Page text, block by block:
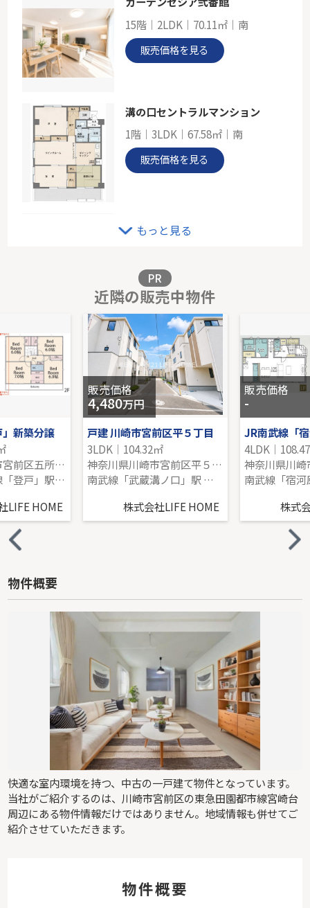
-
135.36㎡
神奈川県川崎市宮前区菅生６丁目
15階｜2LDK｜70.11㎡｜南
販売価格を見る
溝の口セントラルマンション
1階｜3LDK｜67.58㎡｜南
販売価格を見る
販売価格を見る
グランシティたまプラーザ１
1階｜3LDK｜76.20㎡｜南
販売価格を見る
もっと見る
PR
近隣の販売中物件
新築分譲
神奈川県川崎市宮前区五所塚２丁目
小田急小田原線「登戸」駅 バス6分 「五所塚」 停歩4分
LIFE HOME
販売価格
4,480万円
戸建 川崎市宮前区平５丁目
3LDK｜104.32㎡
神奈川県川崎市宮前区平５丁目
南武線「武蔵溝ノ口」駅 バス13分 「白幡八幡前」 停歩4分
株式会社LIFE HOME
販売価格
-
4LDK｜
株式
物件概要
快適な室内環境を持つ、中古の一戸建て物件となっています。
当社がご紹介するのは、川崎市宮前区の東急田園都市線宮崎台
周辺にある物件情報だけではありません。地域情報も併せてご
紹介させていただきます。
物件概要